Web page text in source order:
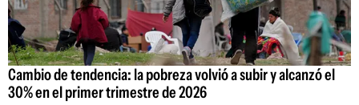
Cambio de tendencia: la pobreza volvió a subir y alcanzó el
30% en el primer trimestre de 2026